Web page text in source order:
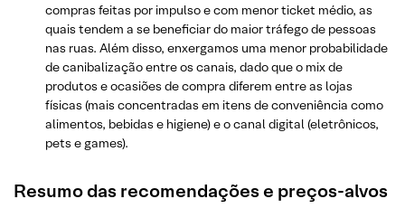
compras feitas por impulso e com menor ticket médio, as
quais tendem a se beneficiar do maior tráfego de pessoas
nas ruas. Além disso, enxergamos uma menor probabilidade
de canibalização entre os canais, dado que o mix de
produtos e ocasiões de compra diferem entre as lojas
físicas (mais concentradas em itens de conveniência como
alimentos, bebidas e higiene) e o canal digital (eletrônicos,
pets e games).
Resumo das recomendações e preços-alvos